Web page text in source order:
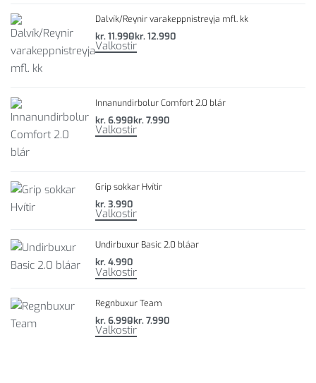
Dalvík/Reynir varakeppnistreyja mfl. kk
kr.11.990kr.12.990
Valkostir
Innanundirbolur Comfort 2.0 blár
kr.6.990kr.7.990
Valkostir
Grip sokkar Hvítir
kr.3.990
Valkostir
Undirbuxur Basic 2.0 bláar
kr.4.990
Valkostir
Regnbuxur Team
kr.6.990kr.7.990
Valkostir